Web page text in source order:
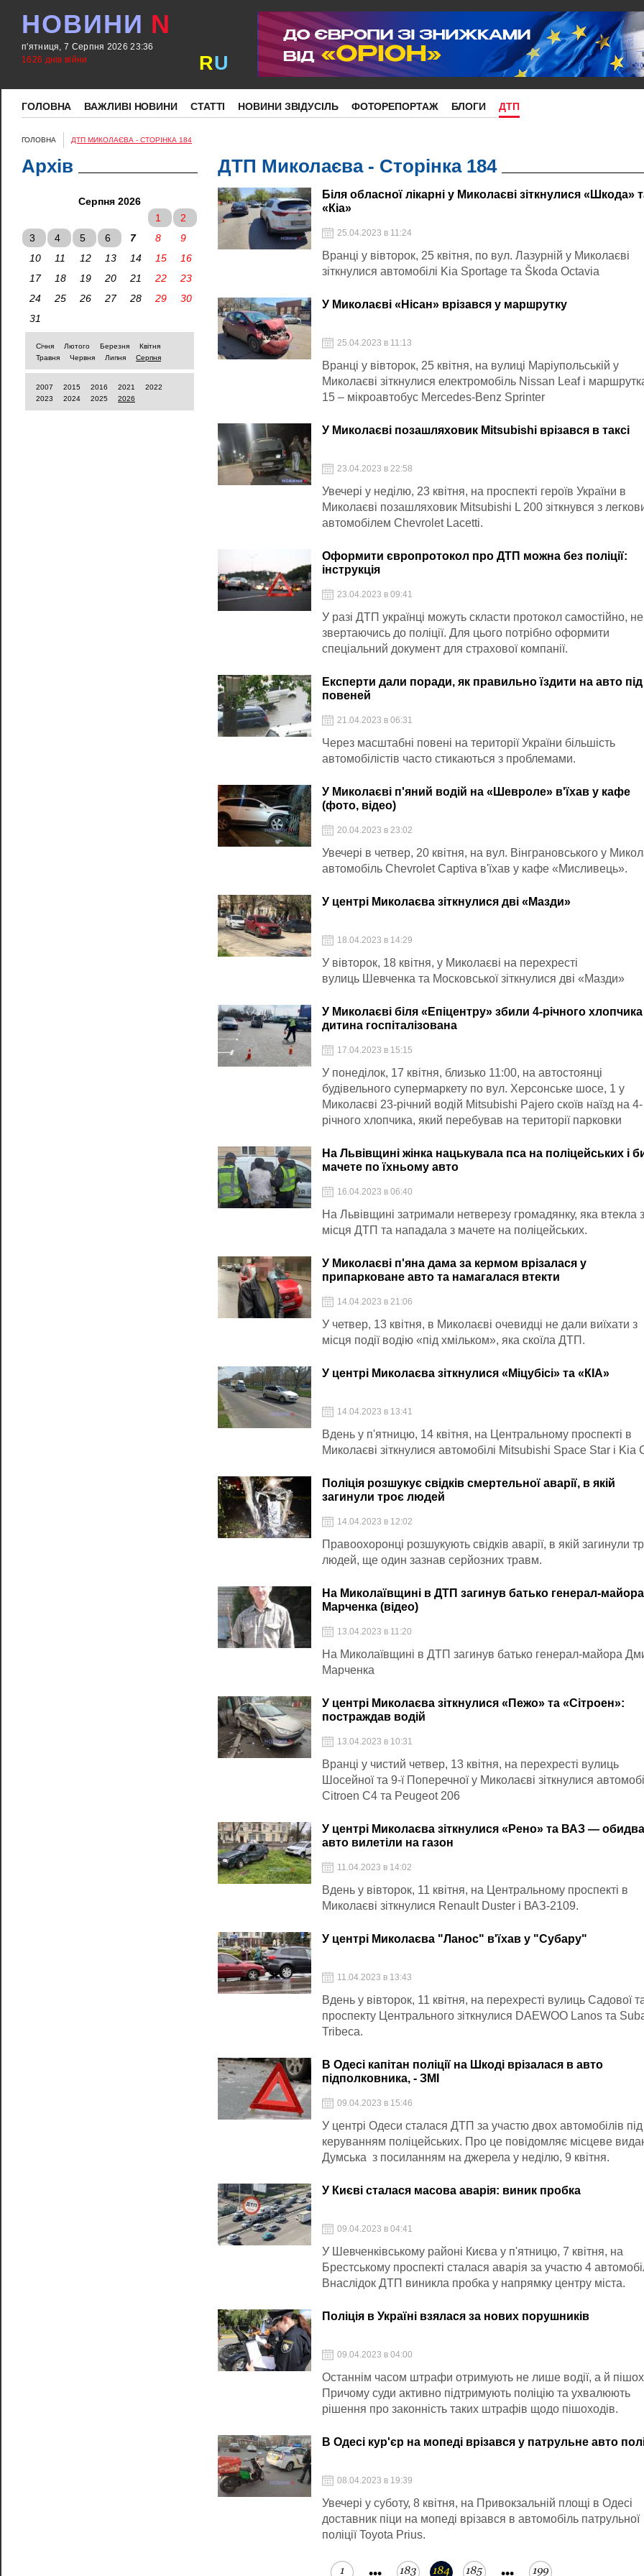
НОВИНИ N
п'ятниця, 7 Серпня 2026 23:36
1626 днів війни
RU
ГОЛОВНА ВАЖЛИВІ НОВИНИ СТАТТІ НОВИНИ ЗВІДУСІЛЬ ФОТОРЕПОРТАЖ БЛОГИ ДТП
ГОЛОВНА ДТП МИКОЛАЄВА - СТОРІНКА 184
Архів
Серпня 2026
1
2
3
4 5 6 7 8
9
10
11 12 13 14 15
16
17
18 19 20 21 22
23
24
25 26 27 28 29
30
31
Січня Лютого Березня
Квітня
Травня
Червня Липня Серпня
2007 2015 2016 2021
2022
2023
2024 2025 2026
ДТП Миколаєва - Сторінка 184
Біля обласної лікарні у Миколаєві зіткнулися «Шкода»
«Кіа»
25.04.2023 в 11:24
Вранці у вівторок, 25 квітня, по вул. Лазурній у Миколаєві
зіткнулися автомобілі Kia Sportage та Škoda Octavia
У Миколаєві «Нісан» врізався у маршрутку
25.04.2023 в 11:13
Вранці у вівторок, 25 квітня, на вулиці Маріупольській у
Миколаєві зіткнулися електромобіль Nissan Leaf і
15 – мікроавтобус Mercedes-Benz Sprinter
У Миколаєві позашляховик Mitsubishi врізався в таксі
23.04.2023 в 22:58
Увечері у неділю, 23 квітня, на проспекті героїв України в
Миколаєві позашляховик Mitsubishi L 200 зіткнувся з
автомобілем Chevrolet Lacetti.
Оформити європротокол про ДТП можна без поліції:
інструкція
23.04.2023 в 09:41
У разі ДТП українці можуть скласти протокол самостійно, не
звертаючись до поліції. Для цього потрібно оформити
спеціальний документ для страхової компанії.
Експерти дали поради, як правильно їздити на авто
повеней
21.04.2023 в 06:31
Через масштабні повені на території України більшість
автомобілістів часто стикаються з проблемами.
У Миколаєві п'яний водій на «Шевроле» в'їхав у кафе
(фото, відео)
20.04.2023 в 23:02
Увечері в четвер, 20 квітня, на вул. Вінграновського у
автомобіль Chevrolet Captiva в'їхав у кафе «Мисливець».
У центрі Миколаєва зіткнулися дві «Мазди»
18.04.2023 в 14:29
У вівторок, 18 квітня, у Миколаєві на перехресті
вулиць Шевченка та Московської зіткнулися дві «Мазди»
У Миколаєві біля «Епіцентру» збили 4-річного
дитина госпіталізована
17.04.2023 в 15:15
У понеділок, 17 квітня, близько 11:00, на автостоянці
будівельного супермаркету по вул. Херсонське шосе, 1 у
Миколаєві 23-річний водій Mitsubishi Pajero скоїв наїзд на 4-
річного хлопчика, який перебував на території парковки
На Львівщині жінка нацькувала пса на поліцейських і
мачете по їхньому авто
16.04.2023 в 06:40
На Львівщині затримали нетверезу громадянку, яка втекла з
місця ДТП та нападала з мачете на поліцейських.
У Миколаєві п'яна дама за кермом врізалася у
припарковане авто та намагалася втекти
14.04.2023 в 21:06
У четвер, 13 квітня, в Миколаєві очевидці не дали виїхати з
місця події водію «під хмільком», яка скоїла ДТП.
У центрі Миколаєва зіткнулися «Міцубісі» та «КІА»
14.04.2023 в 13:41
Вдень у п'ятницю, 14 квітня, на Центральному проспекті в
Миколаєві зіткнулися автомобілі Mitsubishi Space Star і Kia
Поліція розшукує свідків смертельної аварії, в якій
загинули троє людей
14.04.2023 в 12:02
Правоохоронці розшукують свідків аварії, в якій загинули
людей, ще один зазнав серйозних травм.
На Миколаївщині в ДТП загинув батько генерал-майора
Марченка (відео)
13.04.2023 в 11:20
На Миколаївщині в ДТП загинув батько генерал-майора
Марченка
У центрі Миколаєва зіткнулися «Пежо» та «Сітроен»:
постраждав водій
13.04.2023 в 10:31
Вранці у чистий четвер, 13 квітня, на перехресті вулиць
Шосейної та 9-ї Поперечної у Миколаєві зіткнулися
Citroen C4 та Peugeot 206
У центрі Миколаєва зіткнулися «Рено» та ВАЗ — обидва
авто вилетіли на газон
11.04.2023 в 14:02
Вдень у вівторок, 11 квітня, на Центральному проспекті в
Миколаєві зіткнулися Renault Duster і ВАЗ-2109.
У центрі Миколаєва "Ланос" в'їхав у "Субару"
11.04.2023 в 13:43
Вдень у вівторок, 11 квітня, на перехресті вулиць Садової
проспекту Центрального зіткнулися DAEWOO Lanos та
Tribeca.
В Одесі капітан поліції на Шкоді врізалася в авто
підполковника, - ЗМІ
09.04.2023 в 15:46
У центрі Одеси сталася ДТП за участю двох автомобілів під
керуванням поліцейських. Про це повідомляє місцеве
Думська з посиланням на джерела у неділю, 9 квітня.
У Києві сталася масова аварія: виник пробка
09.04.2023 в 04:41
У Шевченківському районі Києва у п'ятницю, 7 квітня, на
Брестському проспекті сталася аварія за участю 4
Внаслідок ДТП виникла пробка у напрямку центру міста.
Поліція в Україні взялася за нових порушників
09.04.2023 в 04:00
Останнім часом штрафи отримують не лише водії, а й
Причому суди активно підтримують поліцію та ухвалюють
рішення про законність таких штрафів щодо пішоходів.
В Одесі кур'єр на мопеді врізався у патрульне авто
08.04.2023 в 19:39
Увечері у суботу, 8 квітня, на Привокзальній площі в Одесі
доставник піци на мопеді врізався в автомобіль патрульної
поліції Toyota Prius.
1 ••• 183 184 185 ••• 199